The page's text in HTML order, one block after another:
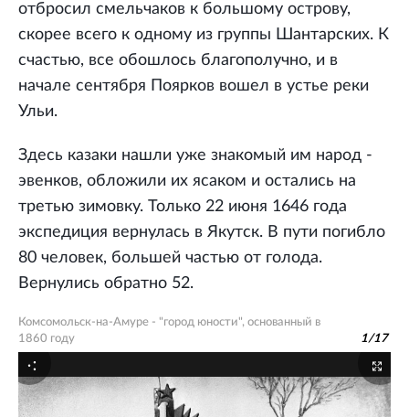
отбросил смельчаков к большому острову,
скорее всего к одному из группы Шантарских. К
счастью, все обошлось благополучно, и в
начале сентября Поярков вошел в устье реки
Ульи.
Здесь казаки нашли уже знакомый им народ -
эвенков, обложили их ясаком и остались на
третью зимовку. Только 22 июня 1646 года
экспедиция вернулась в Якутск. В пути погибло
80 человек, большей частью от голода.
Вернулись обратно 52.
Комсомольск-на-Амуре - "город юности", основанный в
1860 году
1/17